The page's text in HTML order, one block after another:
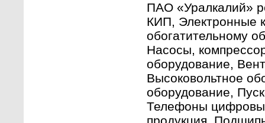
ПАО «Уралкалий»
КИП, Электронные
обогатительному
Насосы,
оборудование,
Высоковольтное
оборудование,
Телефоны